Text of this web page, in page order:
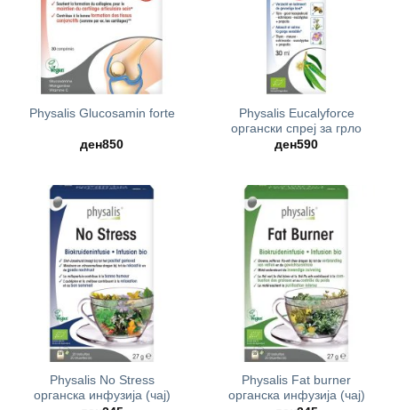
Physalis Glucosamin forte
ден850
Physalis Eucalyforce
органски спреј за грло
ден590
Physalis No Stress
oрганска инфузија (чај)
Physalis Fat burner
oрганска инфузија (чај)